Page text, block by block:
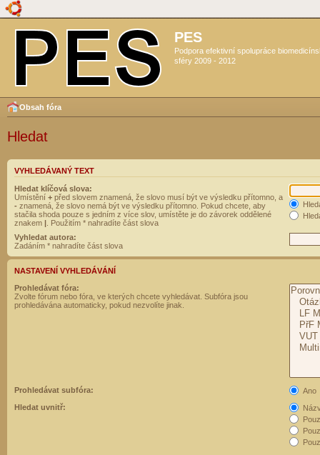
PES
Podpora efektivní spolupráce
sféry 2009 - 2012
Obsah fóra
Hledat
VYHLEDÁVANÝ TEXT
Hledat klíčová slova:
Umístění + před slovem znamená, že slovo musí být ve výsledku přítomno, a
- znamená, že slovo nemá být ve výsledku přítomno. Pokud chcete, aby
stačila shoda pouze s jedním z více slov, umístěte je do závorek oddělené
znakem | . Použitím * nahradíte část slova
Vyhledat autora:
Zadáním * nahradíte část slova
NASTAVENÍ VYHLEDÁVÁNÍ
Prohledávat fóra:
Zvolte fórum nebo fóra, ve kterých chcete vyhledávat. Subfóra jsou
prohledávána automaticky, pokud nezvolíte jinak.
Prohledávat subfóra:
Ano
Hledat uvnitř: